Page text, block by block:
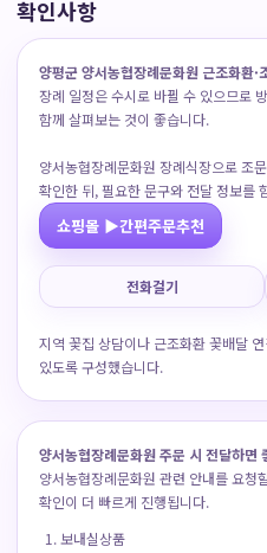
확인사항
양평군 양서농협장례문화원 근조화환·
장례 일정은 수시로 바뀔 수 있으므로
함께 살펴보는 것이 좋습니다.
양서농협장례문화원 장례식장으로 조
확인한 뒤, 필요한 문구와 전달 정보를
쇼핑몰 ▶간편주문추천
전화걸기
지역 꽃집 상담이나 근조화환 꽃배달
있도록 구성했습니다.
양서농협장례문화원 주문 시 전달하면
양서농협장례문화원 관련 안내를 요청
확인이 더 빠르게 진행됩니다.
보내실상품